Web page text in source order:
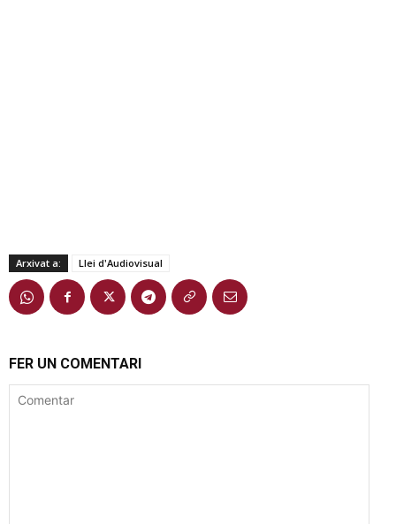
Arxivat a: Llei d'Audiovisual
FER UN COMENTARI